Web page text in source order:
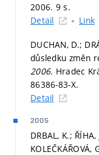
2006. 9 s.
Detail
Link
DUCHAN, D.;
důsledku změn
2006. Hradec
86386-83-X.
Detail
2005
DRBAL, K.;
KOLEČKÁŘOVÁ,